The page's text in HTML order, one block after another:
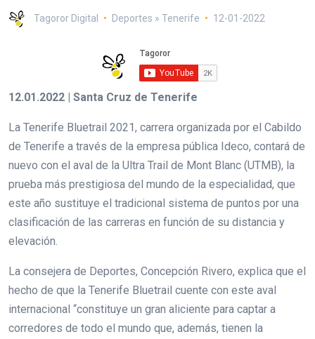
Tagoror Digital Deportes » Tenerife 12-01-2022
12.01.2022 | Santa Cruz de Tenerife
La Tenerife Bluetrail 2021, carrera organizada por el Cabildo
de Tenerife a través de la empresa pública Ideco, contará de
nuevo con el aval de la Ultra Trail de Mont Blanc (UTMB), la
prueba más prestigiosa del mundo de la especialidad, que
este año sustituye el tradicional sistema de puntos por una
clasificación de las carreras en función de su distancia y
elevación.
La consejera de Deportes, Concepción Rivero, explica que el
hecho de que la Tenerife Bluetrail cuente con este aval
internacional “constituye un gran aliciente para captar a
corredores de todo el mundo que, además, tienen la